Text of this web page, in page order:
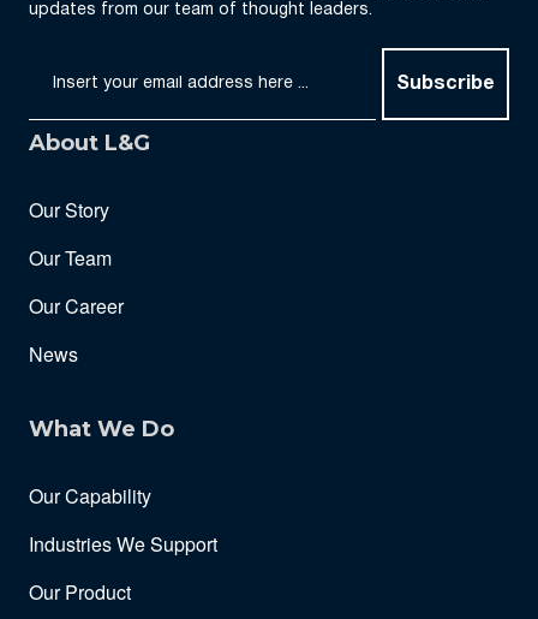
updates from our team of thought leaders.
Subscribe
About L&G
Our Story
Our Team
Our Career
News
What We Do
Our Capability
Industries We Support
Our Product